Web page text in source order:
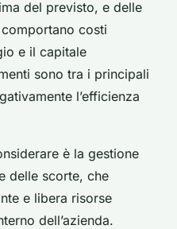
del previsto, e delle
costi
e il capitale
sono tra i principali
l’efficienza
è la gestione
delle scorte, che
e libera risorse
dell’azienda.